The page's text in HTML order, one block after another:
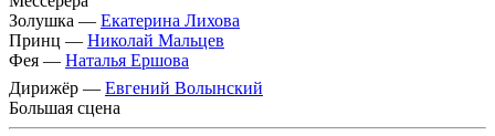
Золушка — Екатерина Лихова
Принц — Николай Мальцев
Фея — Наталья Ершова
Дирижёр — Евгений Волынский
Большая сцена